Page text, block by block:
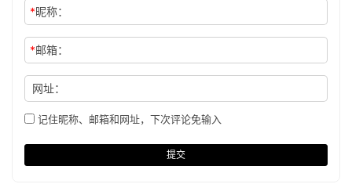
*昵称：
*邮箱：
网址：
记住昵称、邮箱和网址，下次评论免输入
提交